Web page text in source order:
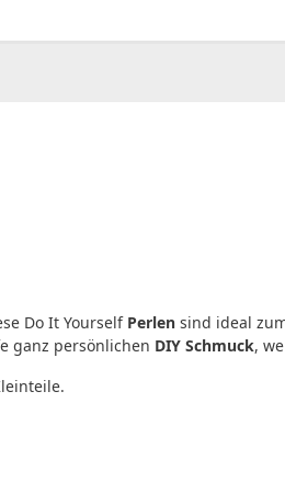
Do It Yourself Perlen sind ideal
ganz persönlichen DIY Schmuck,